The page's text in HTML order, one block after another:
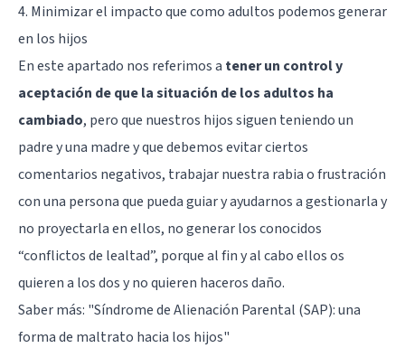
conductual
apoyo
psicodinámica
Terapia
solución
Terapia
de
de
para
niños
4. Minimizar el impacto que como adultos podemos generar
en los hijos
En este apartado nos referimos a tener un control y
aceptación de que la situación de los adultos ha
cambiado, pero que nuestros hijos siguen teniendo un
padre y una madre y que debemos evitar ciertos
comentarios negativos, trabajar nuestra rabia o frustración
con una persona que pueda guiar y ayudarnos a gestionarla y
no proyectarla en ellos, no generar los conocidos
“conflictos de lealtad”, porque al fin y al cabo ellos os
quieren a los dos y no quieren haceros daño.
Saber más: "Síndrome de Alienación Parental (SAP): una
forma de maltrato hacia los hijos"